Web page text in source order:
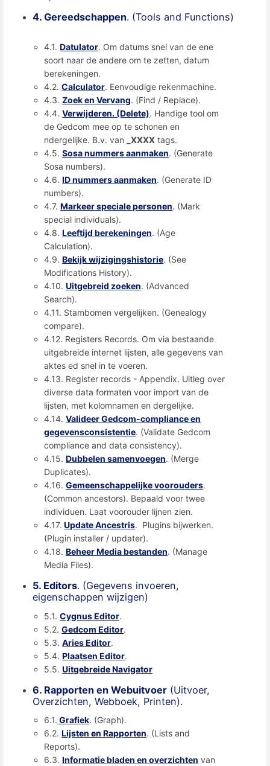
4. Gereedschappen. (Tools and Functions)
4.1.Datulator. Om datums snel van de ene
soort naar de andere om te zetten, datum
berekeningen.
4.2.Calculator. Eenvoudige rekenmachine.
4.3.Zoek en Vervang. (Find / Replace).
4.4.Verwijderen. (Delete). Handige tool om
de Gedcom mee op te schonen en
ndergelijke. B.v. van
_XXXX tags.
4.5.Sosa nummers aanmaken. (Generate
Sosa numbers).
4.6.ID nummers aanmaken. (Generate ID
numbers).
4.7.Markeer speciale personen. (Mark
special individuals).
4.8.Leeftijd berekeningen. (Age
Calculation).
4.9.Bekijk wijzigingshistorie. (See
Modifications History).
4.10.Uitgebreid zoeken. (Advanced
Search).
4.11. Stambomen vergelijken. (Genealogy
compare).
4.12. Registers Records. Om via bestaande
uitgebreide internet lijsten, alle gegevens van
aktes ed snel in te voeren.
4.13. Register records - Appendix. Uitleg over
diverse data formaten voor import van de
lijsten, met kolomnamen en dergelijke.
4.14.Valideer Gedcom-compliance en
gegevensconsistentie. (Validate Gedcom
compliance and data consistency).
4.15.Dubbelen samenvoegen. (Merge
Duplicates).
4.16.Gemeenschappelijke voorouders.
(Common ancestors). Bepaald voor twee
individuen. Laat voorouder lijnen zien.
4.17.Update Ancestris. Plugins bijwerken.
(Plugin installer / updater).
4.18.Beheer Media bestanden. (Manage
Media Files).
5. Editors. (Gegevens invoeren,
eigenschappen wijzigen)
5.1.Cygnus Editor.
5.2.Gedcom Editor.
5.3.Aries Editor.
5.4.Plaatsen Editor.
5.5.Uitgebreide Navigator
6. Rapporten en Webuitvoer (Uitvoer,
Overzichten, Webboek, Printen).
6.1. Grafiek. (Graph).
6.2.Lijsten en Rapporten. (Lists and
Reports).
6.3.Informatie bladen en overzichten van